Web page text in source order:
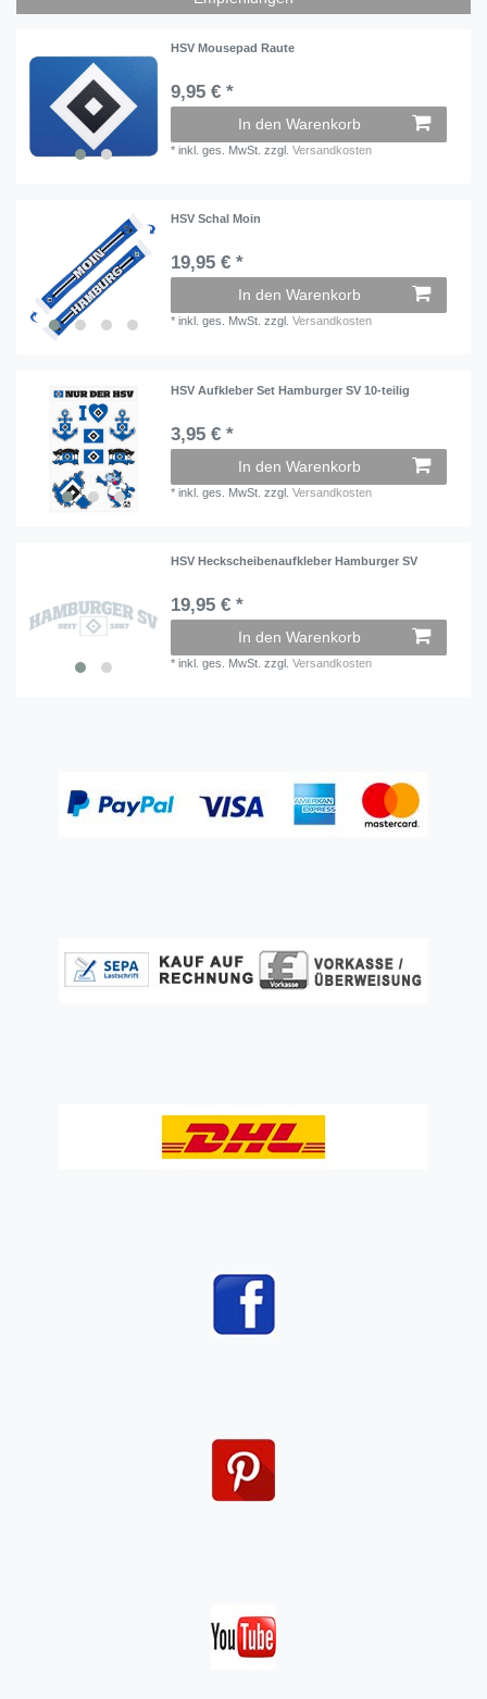
HSV Mousepad Raute
9,95 € *
In den Warenkorb
*inkl. ges. MwSt. zzgl.Versandkosten
HSV Schal Moin
19,95 € *
In den Warenkorb
*inkl. ges. MwSt. zzgl.Versandkosten
HSV Aufkleber Set Hamburger SV 10-teilig
3,95 € *
In den Warenkorb
*inkl. ges. MwSt. zzgl.Versandkosten
HSV Heckscheibenaufkleber Hamburger SV
19,95 € *
In den Warenkorb
*inkl. ges. MwSt. zzgl.Versandkosten